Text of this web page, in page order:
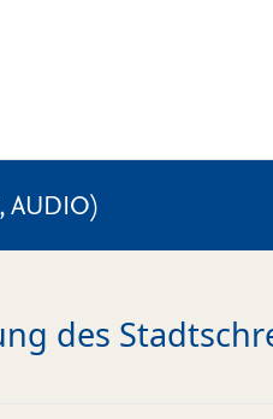
AUDIO)
des